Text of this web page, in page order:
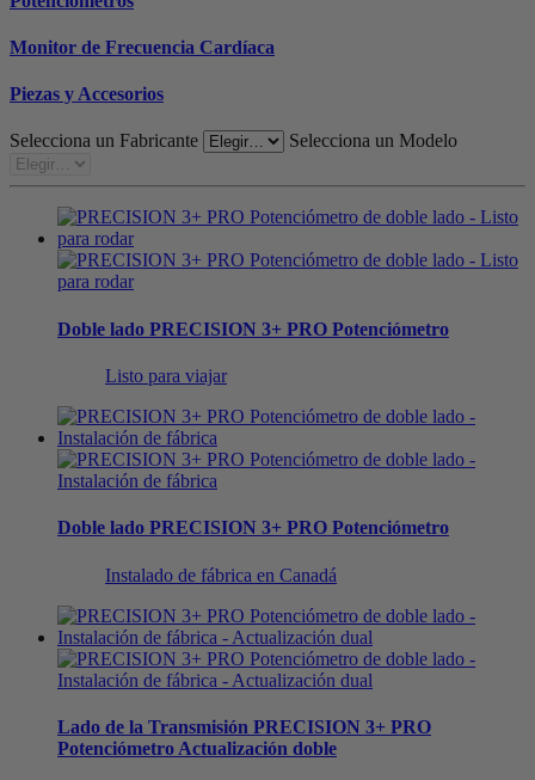
Monitor de Frecuencia Cardíaca
Piezas y Accesorios
Selecciona un Fabricante Selecciona un Modelo
Doble lado PRECISION 3+ PRO Potenciómetro
Listo para viajar
Doble lado PRECISION 3+ PRO Potenciómetro
Instalado de fábrica en Canadá
Lado de la Transmisión PRECISION 3+ PRO
Potenciómetro Actualización doble